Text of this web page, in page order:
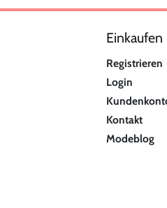
Einkaufen
Registrieren
Login
Kontakt
Modeblog